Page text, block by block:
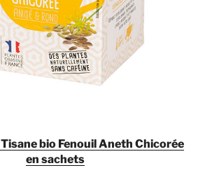
Tisane bio Fenouil Aneth Chicorée
en sachets